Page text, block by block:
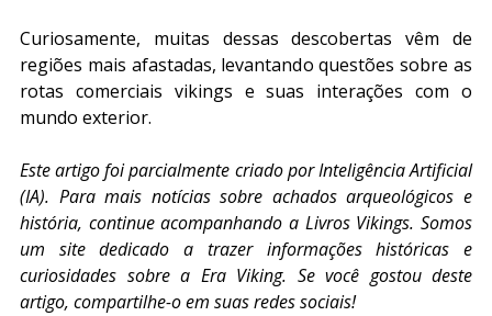
Curiosamente, muitas dessas descobertas vêm de
regiões mais afastadas, levantando questões sobre as
rotas comerciais vikings e suas interações com o
mundo exterior.
Este artigo foi parcialmente criado por Inteligência Artificial
(IA). Para mais notícias sobre achados arqueológicos e
história, continue acompanhando a Livros Vikings. Somos
um site dedicado a trazer informações históricas e
curiosidades sobre a Era Viking. Se você gostou deste
artigo, compartilhe-o em suas redes sociais!